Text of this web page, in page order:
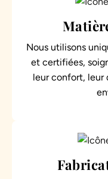
Nous utilisons
et certifiées,
leur confort, leur